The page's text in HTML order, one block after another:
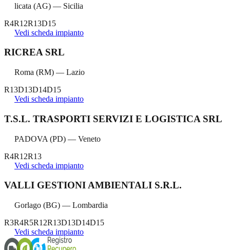
licata (AG) — Sicilia
R4R12R13D15
Vedi scheda impianto
RICREA SRL
Roma (RM) — Lazio
R13D13D14D15
Vedi scheda impianto
T.S.L. TRASPORTI SERVIZI E LOGISTICA SRL
PADOVA (PD) — Veneto
R4R12R13
Vedi scheda impianto
VALLI GESTIONI AMBIENTALI S.R.L.
Gorlago (BG) — Lombardia
R3R4R5R12R13D13D14D15
Vedi scheda impianto